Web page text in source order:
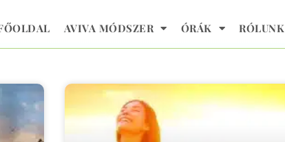
AVIVA MÓDSZER ÓRÁK RÓLUNK